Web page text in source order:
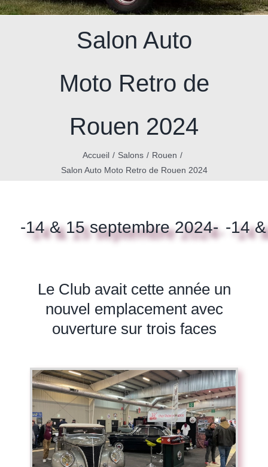
Salon Auto
Moto Retro de
Rouen 2024
Accueil Salons
Rouen
Salon Auto Moto Retro de Rouen 2024
-14
-14 & 15 septembre 2024-
Le Club avait cette année un
nouvel emplacement avec
ouverture sur trois faces